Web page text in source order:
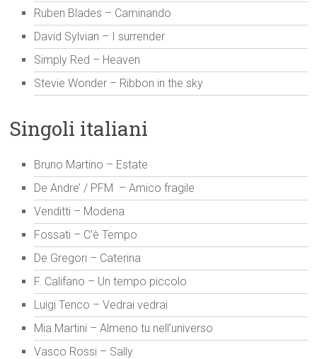
Ruben Blades – Caminando
David Sylvian – I surrender
Simply Red – Heaven
Stevie Wonder – Ribbon in the sky
Singoli italiani
Bruno Martino – Estate
De Andre’ / PFM – Amico fragile
Venditti – Modena
Fossati – C’è Tempo
De Gregori – Caterina
F. Califano – Un tempo piccolo
Luigi Tenco – Vedrai vedrai
Mia Martini – Almeno tu nell’universo
Vasco Rossi – Sally